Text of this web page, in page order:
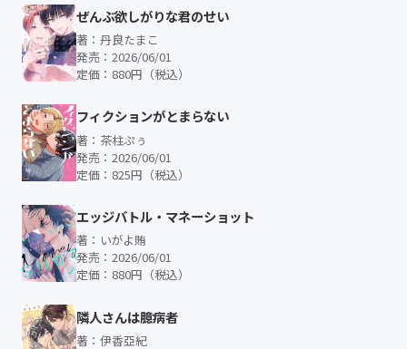
ぜんぶ欲しがりな君のせい
著：丹良たまこ
発売：2026/06/01
定価：880円（税込）
フィクションがとまらない
著：茶柱ぷぅ
発売：2026/06/01
定価：825円（税込）
エッジバトル・マネーショット
著：いがよ賄
発売：2026/06/01
定価：880円（税込）
隣人さんは臆病者
著：伊香亞紀